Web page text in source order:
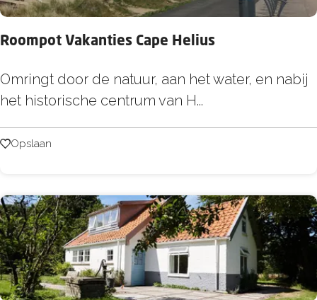
l
l
u
t
l
a
d
i
t
e
n
Roompot Vakanties Cape Helius
R
o
m
t
V
a
k
a
Omringt door de natuur, aan het water, en nabij
het historische centrum van H...
Opslaan
Opslaan